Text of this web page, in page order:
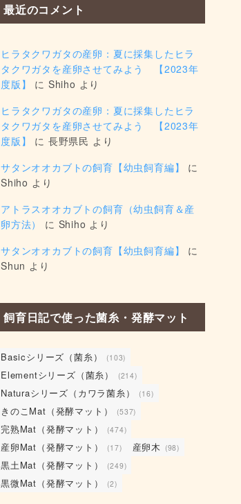
最近のコメント
ヒラタクワガタの産卵：夏に採集したヒラ
タクワガタを産卵させてみよう 【2023年
度版】
に Shiho より
ヒラタクワガタの産卵：夏に採集したヒラ
タクワガタを産卵させてみよう 【2023年
度版】
に 長野県民 より
サタンオオカブトの飼育【幼虫飼育編】
に
Shiho より
アトラスオオカブトの飼育（幼虫飼育＆産
卵方法）
に Shiho より
サタンオオカブトの飼育【幼虫飼育編】
に
Shun より
飼育日記で使った菌糸・発酵マット
Basicシリーズ（菌糸） (103)
Elementシリーズ（菌糸） (214)
Naturaシリーズ（カワラ菌糸） (16)
きのこMat（発酵マット） (537)
完熟Mat（発酵マット） (474)
産卵Mat（発酵マット） (17) 産卵木 (98)
黒土Mat（発酵マット） (249)
黒微Mat（発酵マット） (2)